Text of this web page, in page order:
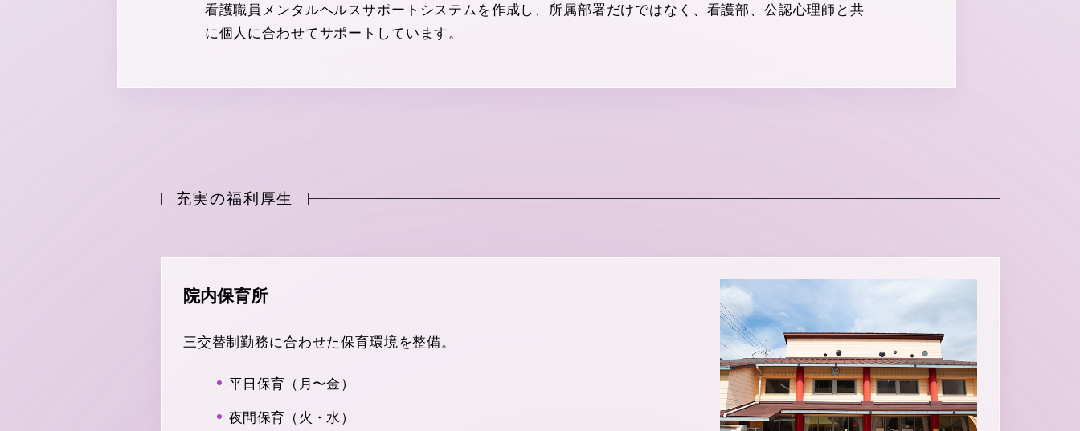
看護職員メンタルヘルスサポートシステムを作成し、所属部署だけではなく、看護部、公認心理師と共
に個人に合わせてサポートしています。
充実の福利厚生
院内保育所
三交替制勤務に合わせた保育環境を整備。
平日保育（月〜金）
夜間保育（火・水）